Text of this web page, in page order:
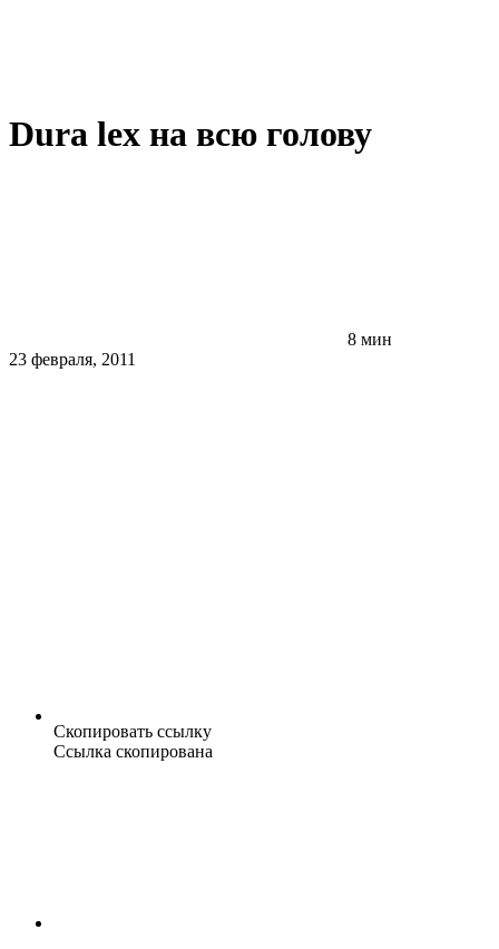
Dura lex на всю голову
8 мин
23 февраля, 2011
Скопировать ссылку
Ссылка скопирована